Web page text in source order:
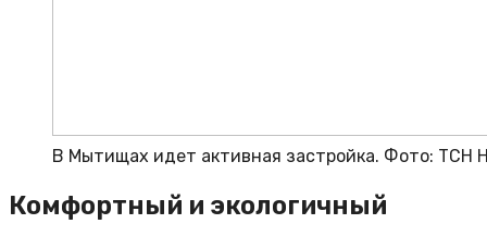
В Мытищах идет активная застройка. Фото: ТСН
Комфортный и экологичный